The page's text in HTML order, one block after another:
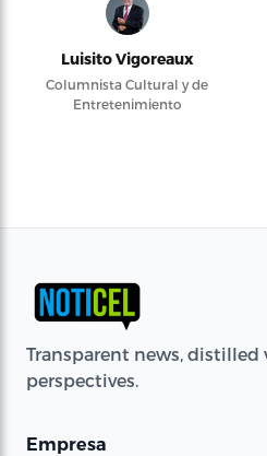
Luisito Vigoreaux
Columnista Cultural y de
Entretenimiento
Transparent news, distilled
perspectives.
Empresa